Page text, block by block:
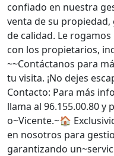
confiado en nuestra
venta de su
de calidad. Le
con los propietarios,
~~Contáctanos para
tu visita. ¡No dejes
Contacto: Para más
llama al 96.155.00.80
o~Vicente.~🏠
en nosotros para
garantizando